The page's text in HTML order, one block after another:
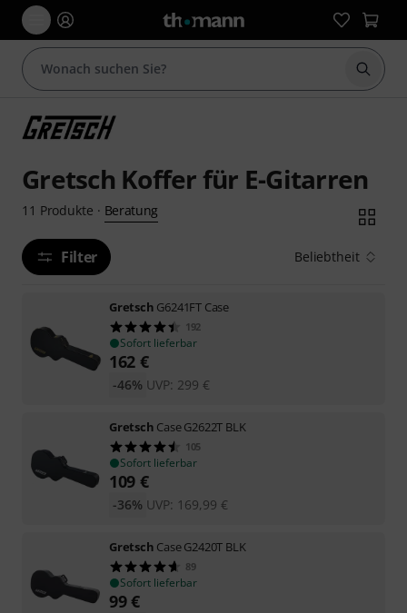
Suche
Gretsch Koffer für E-Gitarren
11 Produkte · Beratung
Filter Beliebtheit
Gretsch G6241FT Case
192
Sofort lieferbar
162 €
UVP: 299 €
-46%
Gretsch Case G2622T BLK
105
Sofort lieferbar
109 €
UVP: 169,99 €
-36%
Gretsch Case G2420T BLK
89
Sofort lieferbar
99€